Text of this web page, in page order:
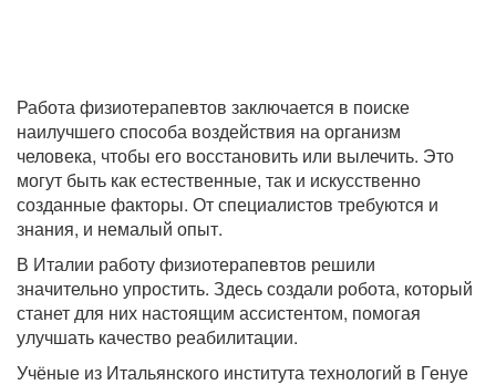
Работа физиотерапевтов заключается в поиске
наилучшего способа воздействия на организм
человека, чтобы его восстановить или вылечить. Это
могут быть как естественные, так и искусственно
созданные факторы. От специалистов требуются и
знания, и немалый опыт.
В Италии работу физиотерапевтов решили
значительно упростить. Здесь создали робота, который
станет для них настоящим ассистентом, помогая
улучшать качество реабилитации.
Учёные из Итальянского института технологий в Генуе